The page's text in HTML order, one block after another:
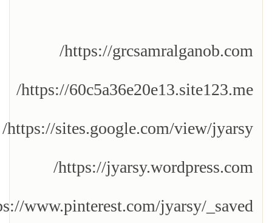
https://grcsamralganob.com/
https://60c5a36e20e13.site123.me/
https://sites.google.com/view/jyarsy/
https://jyarsy.wordpress.com/
www.pinterest.com/jyarsy/_saved/